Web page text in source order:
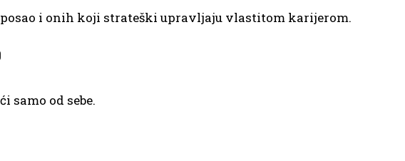
i onih koji strateški upravljaju vlastitom karijerom.
samo od sebe.